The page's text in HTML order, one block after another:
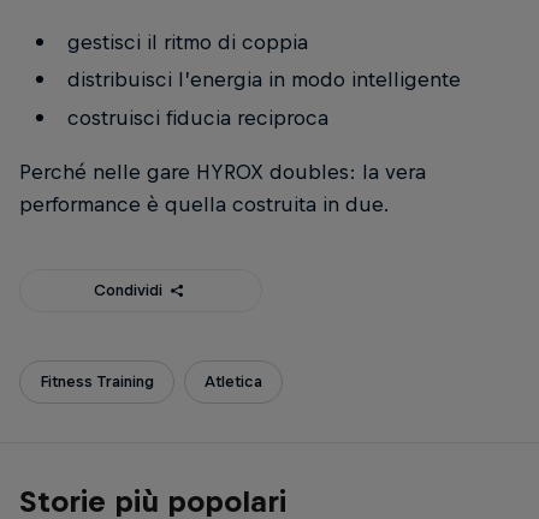
gestisci il ritmo di coppia
distribuisci l’energia in modo intelligente
costruisci fiducia reciproca
Perché nelle gare HYROX doubles: la vera
performance è quella costruita in due.
Condividi
Fitness Training Atletica
Storie più popolari